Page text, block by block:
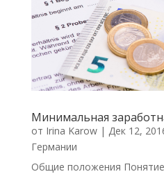
Минимальная
от Irina Karow| Дек 12,
Германии
Общие положения